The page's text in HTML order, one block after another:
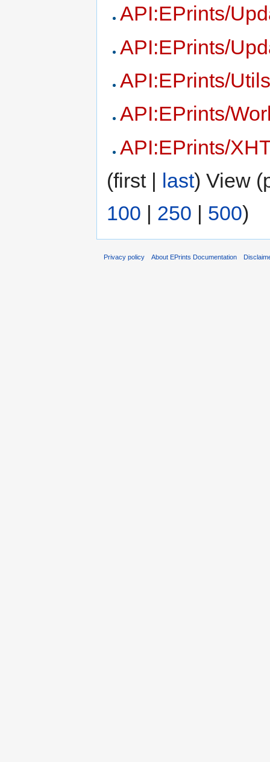
API:EPrints/
API:EPrints/
API:EPrints/
API:EPrints/
API:EPrints/
(first | last) View
100 | 250 | 500)
Privacy policy About EPrints Documentation